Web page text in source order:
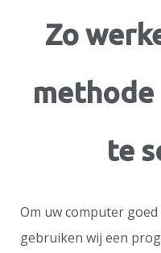
Zo
methode
te
Om uw computer
gebruiken wij een